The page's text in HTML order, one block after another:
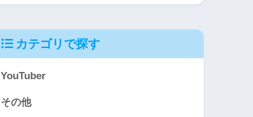
カテゴリで探す
YouTuber
その他